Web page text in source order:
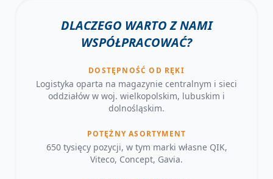
DLACZEGO WARTO Z NAMI
WSPÓŁPRACOWAĆ?
DOSTĘPNOŚĆ OD RĘKI
Logistyka oparta na magazynie centralnym i sieci
oddziałów w woj. wielkopolskim, lubuskim i
dolnośląskim.
POTĘŻNY ASORTYMENT
650 tysięcy pozycji, w tym marki własne QIK,
Viteco, Concept, Gavia.